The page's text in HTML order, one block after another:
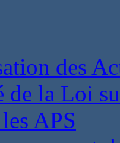
des
de la Loi
APS